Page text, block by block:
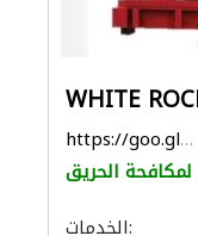
WHITE
https://goo.gl/maps/niR3F1Ky189mexA8A
الحريق
الخدمات: